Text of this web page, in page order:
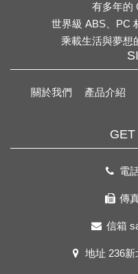
有多年的
世界級 ABS、PC
乘載生活與夢想
關於我們 產品介紹
電
傳
信箱
地址 236